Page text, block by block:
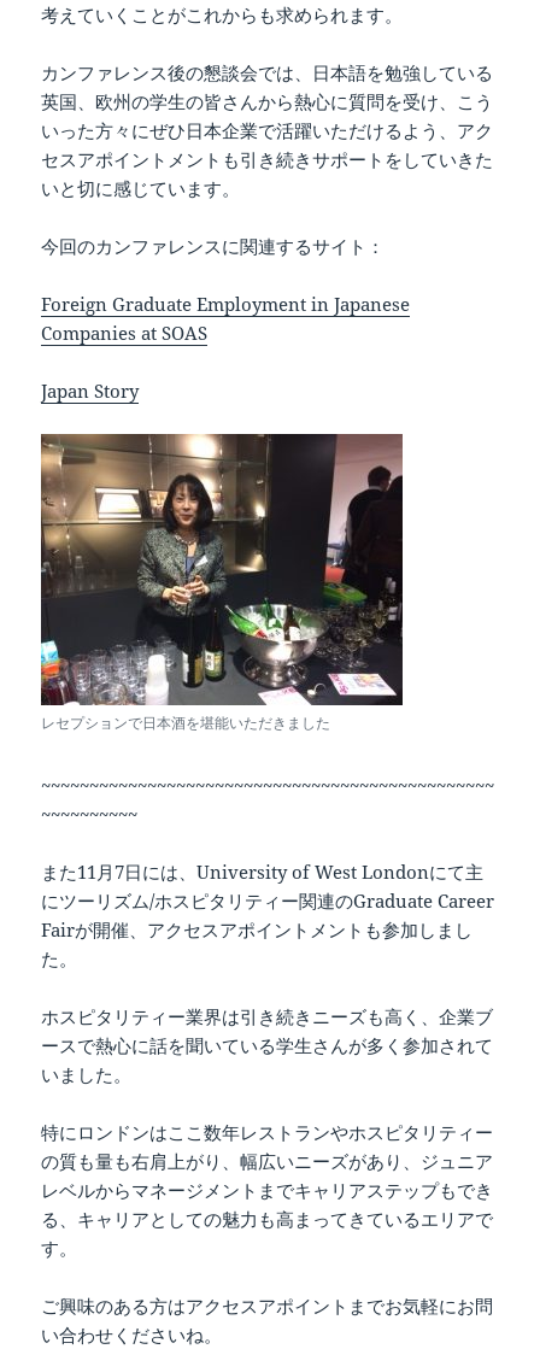
考えていくことがこれからも求められます。
カンファレンス後の懇談会では、日本語を勉強している
英国、欧州の学生の皆さんから熱心に質問を受け、こう
いった方々にぜひ日本企業で活躍いただけるよう、アク
セスアポイントメントも引き続きサポートをしていきた
いと切に感じています。
今回のカンファレンスに関連するサイト：
Foreign Graduate Employment in Japanese
Companies at SOAS
Japan Story
レセプションで日本酒を堪能いただきました
~~~~~~~~~~~~~~~~~~~~~~~~~~~~~~~~~~~~~~~~~~~~~~~
~~~~~~~~~~
また11月7日には、University of West Londonにて主
にツーリズム/ホスピタリティー関連のGraduate Career
Fairが開催、アクセスアポイントメントも参加しまし
た。
ホスピタリティー業界は引き続きニーズも高く、企業ブ
ースで熱心に話を聞いている学生さんが多く参加されて
いました。
特にロンドンはここ数年レストランやホスピタリティー
の質も量も右肩上がり、幅広いニーズがあり、ジュニア
レベルからマネージメントまでキャリアステップもでき
る、キャリアとしての魅力も高まってきているエリアで
す。
ご興味のある方はアクセスアポイントまでお気軽にお問
い合わせくださいね。